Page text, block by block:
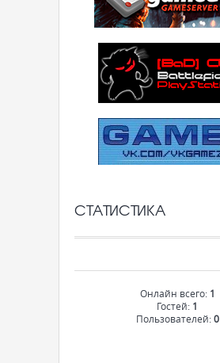
СТАТИСТИКА
Онлайн всего: 1
Гостей: 1
Пользователей:0